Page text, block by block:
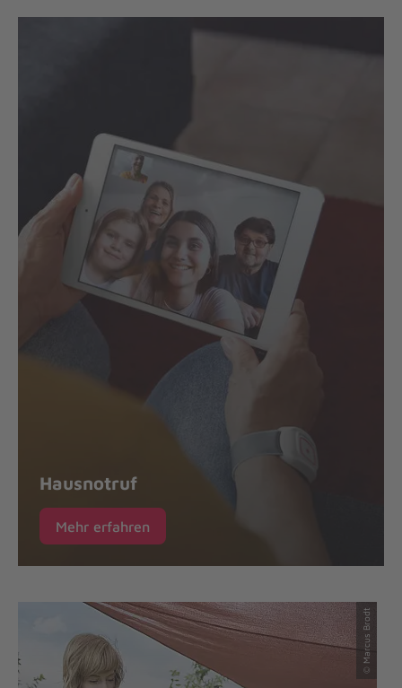
Hausnotruf
Mehr erfahren
© Marcus Brodt